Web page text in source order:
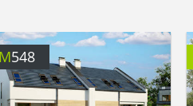
548